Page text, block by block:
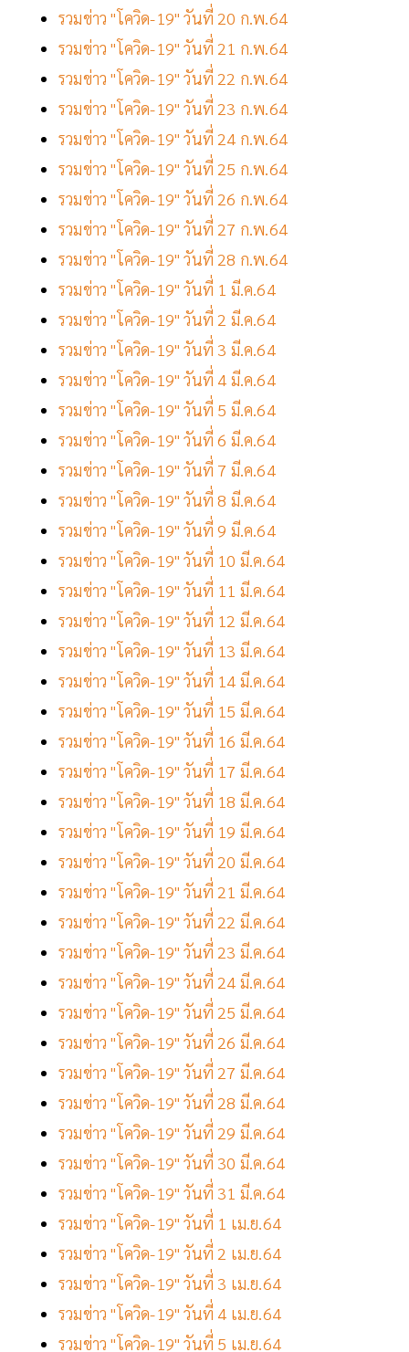
รวมข่าว "โควิด-19" วันที่ 20 ก.พ.64
รวมข่าว "โควิด-19" วันที่ 21 ก.พ.64
รวมข่าว "โควิด-19" วันที่ 22 ก.พ.64
รวมข่าว "โควิด-19" วันที่ 23 ก.พ.64
รวมข่าว "โควิด-19" วันที่ 24 ก.พ.64
รวมข่าว "โควิด-19" วันที่ 25 ก.พ.64
รวมข่าว "โควิด-19" วันที่ 26 ก.พ.64
รวมข่าว "โควิด-19" วันที่ 27 ก.พ.64
รวมข่าว "โควิด-19" วันที่ 28 ก.พ.64
รวมข่าว "โควิด-19" วันที่ 1 มี.ค.64
รวมข่าว "โควิด-19" วันที่ 2 มี.ค.64
รวมข่าว "โควิด-19" วันที่ 3 มี.ค.64
รวมข่าว "โควิด-19" วันที่ 4 มี.ค.64
รวมข่าว "โควิด-19" วันที่ 5 มี.ค.64
รวมข่าว "โควิด-19" วันที่ 6 มี.ค.64
รวมข่าว "โควิด-19" วันที่ 7 มี.ค.64
รวมข่าว "โควิด-19" วันที่ 8 มี.ค.64
รวมข่าว "โควิด-19" วันที่ 9 มี.ค.64
รวมข่าว "โควิด-19" วันที่ 10 มี.ค.64
รวมข่าว "โควิด-19" วันที่ 11 มี.ค.64
รวมข่าว "โควิด-19" วันที่ 12 มี.ค.64
รวมข่าว "โควิด-19" วันที่ 13 มี.ค.64
รวมข่าว "โควิด-19" วันที่ 14 มี.ค.64
รวมข่าว "โควิด-19" วันที่ 15 มี.ค.64
รวมข่าว "โควิด-19" วันที่ 16 มี.ค.64
รวมข่าว "โควิด-19" วันที่ 17 มี.ค.64
รวมข่าว "โควิด-19" วันที่ 18 มี.ค.64
รวมข่าว "โควิด-19" วันที่ 19 มี.ค.64
รวมข่าว "โควิด-19" วันที่ 20 มี.ค.64
รวมข่าว "โควิด-19" วันที่ 21 มี.ค.64
รวมข่าว "โควิด-19" วันที่ 22 มี.ค.64
รวมข่าว "โควิด-19" วันที่ 23 มี.ค.64
รวมข่าว "โควิด-19" วันที่ 24 มี.ค.64
รวมข่าว "โควิด-19" วันที่ 25 มี.ค.64
รวมข่าว "โควิด-19" วันที่ 26 มี.ค.64
รวมข่าว "โควิด-19" วันที่ 27 มี.ค.64
รวมข่าว "โควิด-19" วันที่ 28 มี.ค.64
รวมข่าว "โควิด-19" วันที่ 29 มี.ค.64
รวมข่าว "โควิด-19" วันที่ 30 มี.ค.64
รวมข่าว "โควิด-19" วันที่ 31 มี.ค.64
รวมข่าว "โควิด-19" วันที่ 1 เม.ย.64
รวมข่าว "โควิด-19" วันที่ 2 เม.ย.64
รวมข่าว "โควิด-19" วันที่ 3 เม.ย.64
รวมข่าว "โควิด-19" วันที่ 4 เม.ย.64
รวมข่าว "โควิด-19" วันที่ 5 เม.ย.64